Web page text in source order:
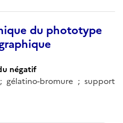
du phototype
négatif
bromure ; support